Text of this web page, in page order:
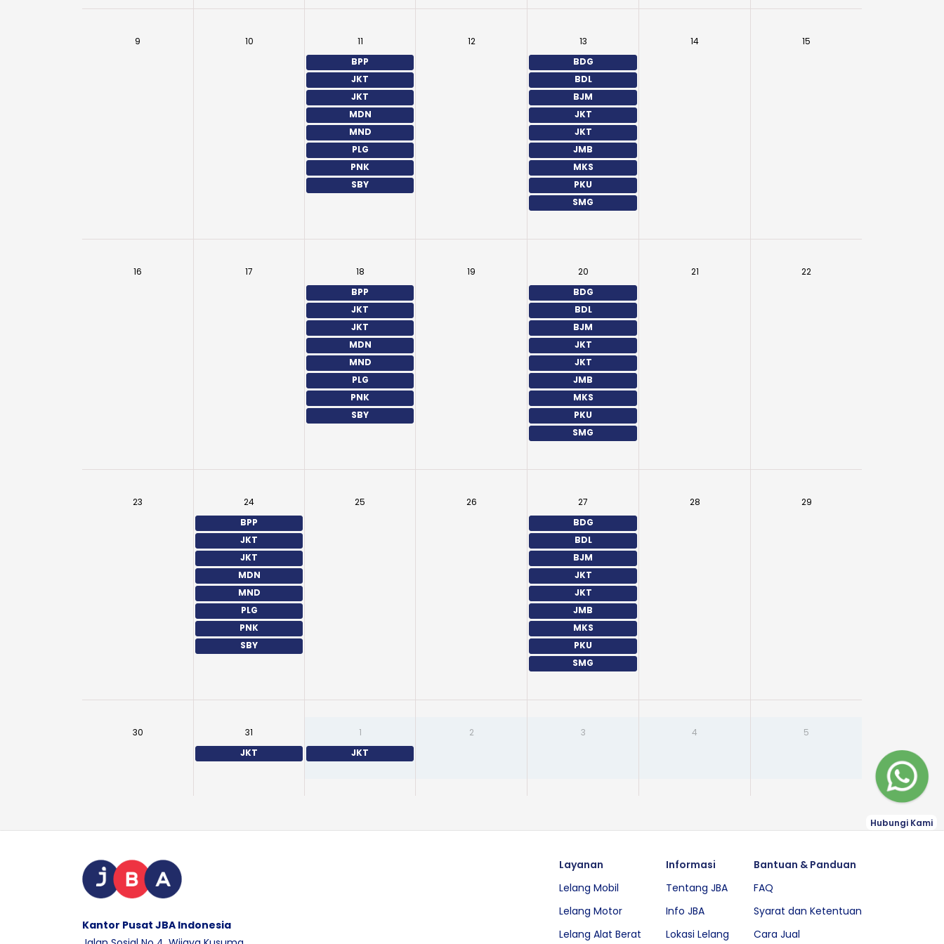
9 10
11
BPP
JKT
JKT
MDN
MND
PLG
PNK
SBY
12
13
BDG
BDL
BJM
JKT
JKT
JMB
MKS
PKU
SMG
14 15
16 17
18
BPP
JKT
JKT
MDN
MND
PLG
PNK
SBY
19
20
BDG
BDL
BJM
JKT
JKT
JMB
MKS
PKU
SMG
21 22
23
24
BPP
JKT
JKT
MDN
MND
PLG
PNK
SBY
25 26
27
BDG
BDL
BJM
JKT
JKT
JMB
MKS
PKU
SMG
28 29
30
31
JKT
1
JKT
2 3 4 5
Kantor Pusat JBA Indonesia
Layanan
Lelang Mobil
Lelang Motor
Lelang Alat Berat
Informasi
Tentang JBA
Info JBA
Lokasi Lelang
Bantuan & Panduan
FAQ
Syarat dan Ketentuan
Cara Jual
Hubungi Kami